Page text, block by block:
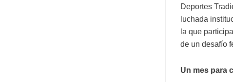
Deportes
luchada
la que
de un desafío
Un mes para